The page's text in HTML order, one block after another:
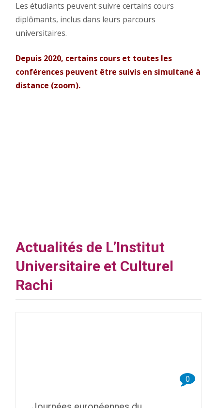
Les étudiants peuvent suivre certains cours
diplômants, inclus dans leurs parcours
universitaires.
Depuis 2020, certains cours et toutes les
conférences peuvent être suivis en simultané à
distance (zoom).
Actualités de L’Institut
Universitaire et Culturel
Rachi
0